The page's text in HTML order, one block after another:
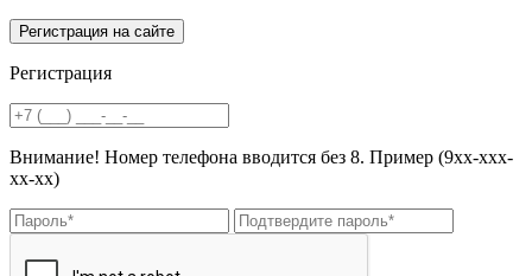
Регистрация
Внимание! Номер телефона вводится без 8. Пример (9хх-ххх-
хх-хх)